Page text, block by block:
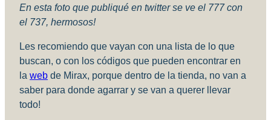
En esta foto que publiqué en twitter se ve el 777 con
el 737, hermosos!
Les recomiendo que vayan con una lista de lo que
buscan, o con los códigos que pueden encontrar en
la web de Mirax, porque dentro de la tienda, no van a
saber para donde agarrar y se van a querer llevar
todo!